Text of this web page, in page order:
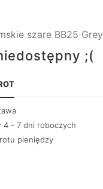
szare BB25 Grey
;(
4 - 7 dni roboczych
pieniędzy